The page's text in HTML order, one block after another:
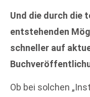
Und die durch die
entstehenden
schneller auf
Ob bei solchen